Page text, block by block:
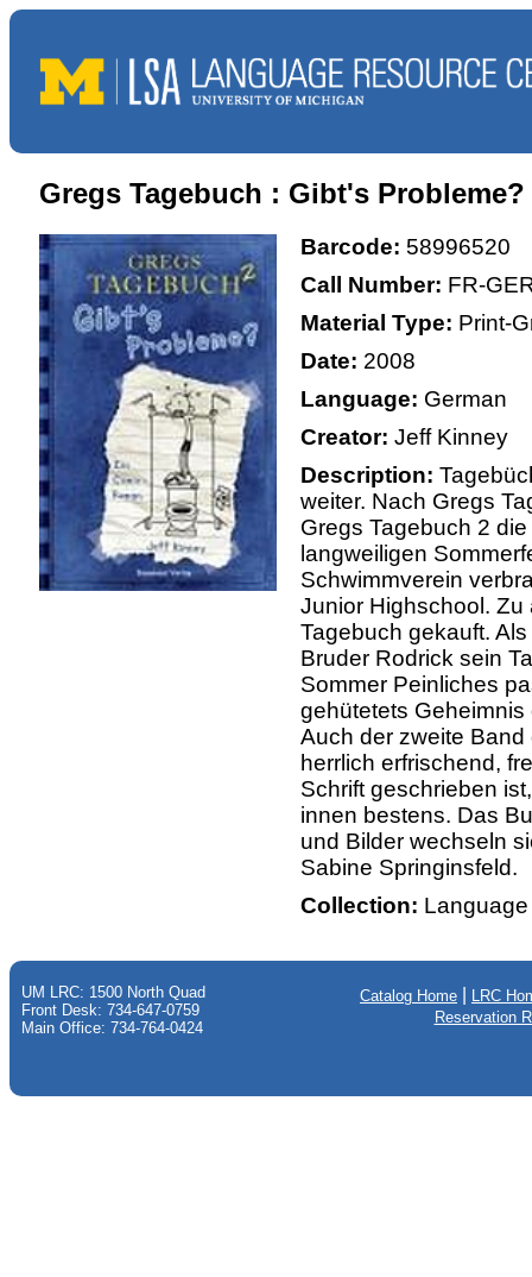
Gregs Tagebuch : Gibt's
Barcode: 58996520
Call Number: FR-
Material Type: Print-
Date: 2008
Language: German
Creator: Jeff Kinney
Description:
weiter. Nach Gregs
Gregs Tagebuch 2
langweiligen
Schwimmverein
Junior Highschool. Zu
Tagebuch gekauft.
Bruder Rodrick sein
Sommer Peinliches
gehütetets
Auch der zweite
herrlich erfrischend,
Schrift geschrieben
innen bestens. Das
und Bilder wechseln
Sabine Springinsfeld.
Collection:
UM LRC: 1500 North Quad
Front Desk: 734-647-0759
Main Office: 734-764-0424
Catalog Home
LRC
Reservation